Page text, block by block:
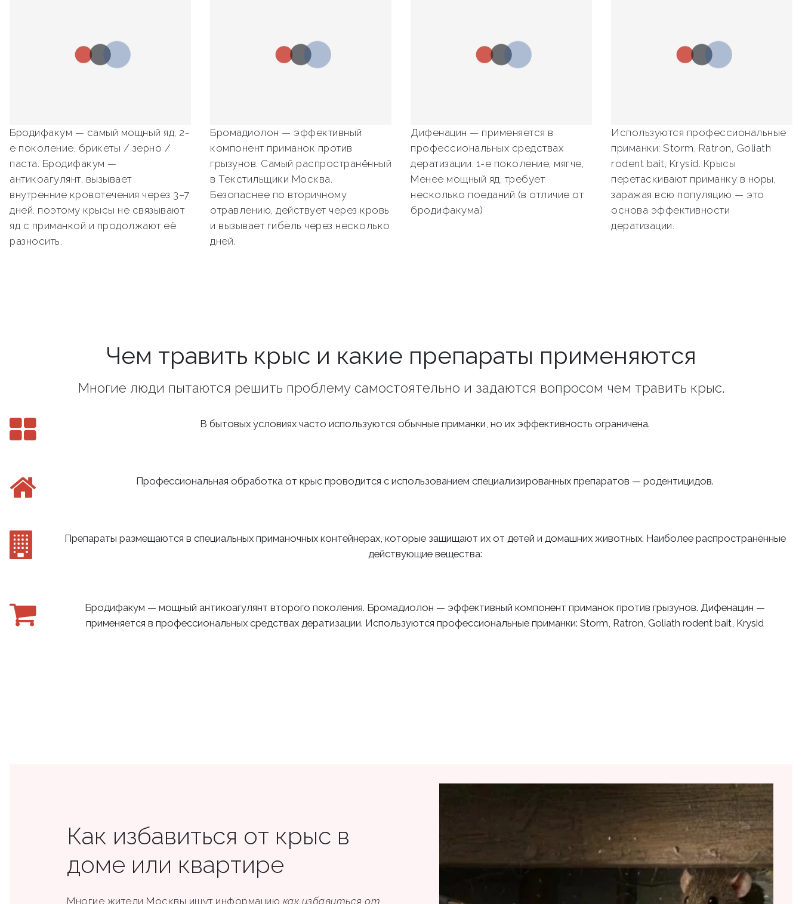
Бродифакум — самый мощный яд, 2-
е поколение, брикеты / зерно /
паста. Бродифакум —
антикоагулянт, вызывает
внутренние кровотечения через 3–7
дней. поэтому крысы не связывают
яд с приманкой и продолжают её
разносить.
Бромадиолон — эффективный
компонент приманок против
грызунов. Самый распространённый
в Текстильщики Москва.
Безопаснее по вторичному
отравлению, действует через кровь
и вызывает гибель через несколько
дней.
Дифенацин — применяется в
профессиональных средствах
дератизации. 1-е поколение, мягче,
Менее мощный яд, требует
несколько поеданий (в отличие от
бродифакума)
Используются профессиональные
приманки: Storm, Ratron, Goliath
rodent bait, Krysid. Крысы
перетаскивают приманку в норы,
заражая всю популяцию — это
основа эффективности
дератизации.
Чем травить крыс и какие препараты применяются
Многие люди пытаются решить проблему самостоятельно и задаются вопросом чем травить крыс.
В бытовых условиях часто используются обычные приманки, но их эффективность ограничена.
Профессиональная обработка от крыс проводится с использованием специализированных препаратов — родентицидов.
Препараты размещаются в специальных приманочных контейнерах, которые защищают их от детей и домашних животных. Наиболее распространённые
действующие вещества:
Бродифакум — мощный антикоагулянт второго поколения. Бромадиолон — эффективный компонент приманок против грызунов. Дифенацин —
применяется в профессиональных средствах дератизации. Используются профессиональные приманки: Storm, Ratron, Goliath rodent bait, Krysid
Как избавиться от крыс в
доме или квартире
Многие жители Москвы ищут информацию как избавиться от